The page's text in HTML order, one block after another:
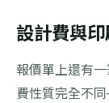
設計費與
報價單上還有
費性質完全不